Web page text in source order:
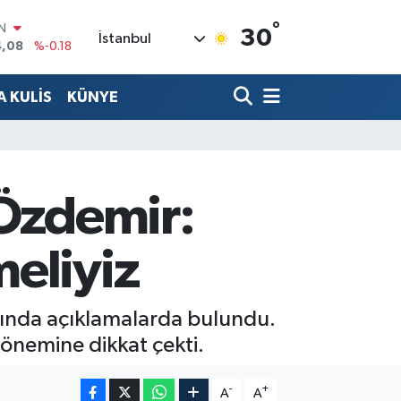
%0.18
%0.38
%-14
%-0.18
İstanbul 30°
KULİS KÜNYE
açıklamalarda bulundu.
dikkat çekti.
A- A+